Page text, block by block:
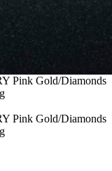
Pink Gold/Diamonds
Pink Gold/Diamonds